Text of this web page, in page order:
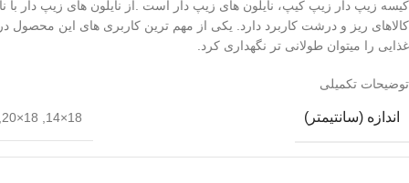
کیسه زیپ دار زیپ کیپ، نایلون های زیپ دار است .از نایلون های زیپ دار
کالاهای ریز و درشت کاربرد دارد‏.‏ یکی از مهم ترین کاربری های این محصول
غذایی را میتوان طولانی تر نگھداری کرد‏.‏
توضیحات تکمیلی
اندازه (سانتیمتر) 18×14
18×20